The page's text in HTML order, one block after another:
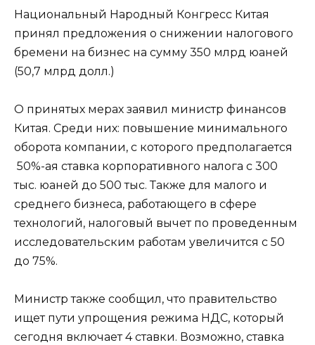
Национальный Народный Конгресс Китая
принял предложения о снижении налогового
бремени на бизнес на сумму 350 млрд юаней
(50,7 млрд долл.)
О принятых мерах заявил министр финансов
Китая. Среди них: повышение минимального
оборота компании, с которого предполагается
50%-ая ставка корпоративного налога с 300
тыс. юаней до 500 тыс. Также для малого и
среднего бизнеса, работающего в сфере
технологий, налоговый вычет по проведенным
исследовательским работам увеличится с 50
до 75%.
Министр также сообщил, что правительство
ищет пути упрощения режима НДС, который
сегодня включает 4 ставки. Возможно, ставка